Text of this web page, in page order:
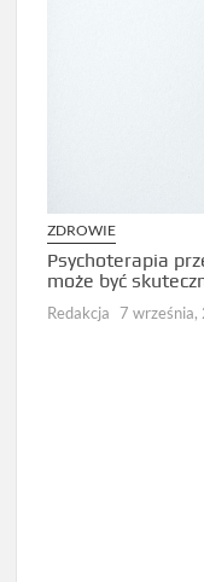
ZDROWIE
Psychoterapia
może być
Redakcja 7